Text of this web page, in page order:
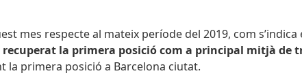
mes respecte al mateix període del 2019, com s’indica
recuperat la primera posició com a principal mitjà de
la primera posició a Barcelona ciutat.